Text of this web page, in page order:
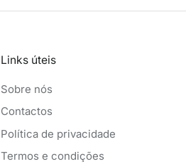
Links úteis
Sobre nós
Contactos
Política de privacidade
Termos e condições